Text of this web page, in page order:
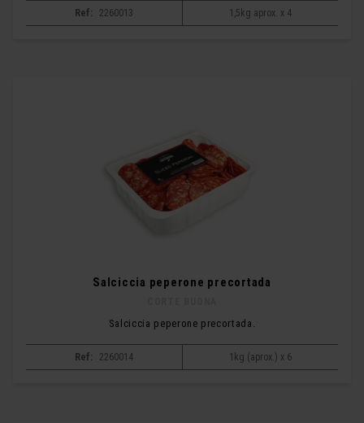
Ref: 2260013 1,5kg aprox. x 4
Salciccia peperone precortada
Salciccia peperone precortada.
Ref: 2260014 1kg (aprox.) x 6